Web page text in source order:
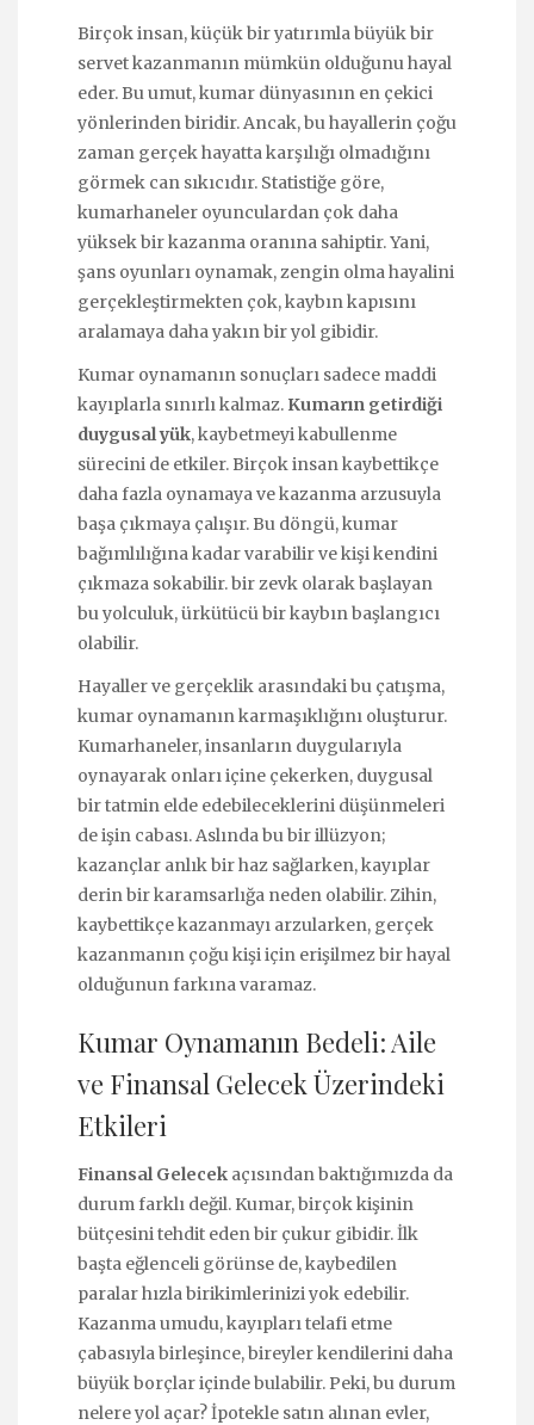
Birçok insan, küçük bir yatırımla büyük bir
servet kazanmanın mümkün olduğunu hayal
eder. Bu umut, kumar dünyasının en çekici
yönlerinden biridir. Ancak, bu hayallerin çoğu
zaman gerçek hayatta karşılığı olmadığını
görmek can sıkıcıdır. Statistiğe göre,
kumarhaneler oyunculardan çok daha
yüksek bir kazanma oranına sahiptir. Yani,
şans oyunları oynamak, zengin olma hayalini
gerçekleştirmekten çok, kaybın kapısını
aralamaya daha yakın bir yol gibidir.
Kumar oynamanın sonuçları sadece maddi
kayıplarla sınırlı kalmaz. Kumarın getirdiği
duygusal yük, kaybetmeyi kabullenme
sürecini de etkiler. Birçok insan kaybettikçe
daha fazla oynamaya ve kazanma arzusuyla
başa çıkmaya çalışır. Bu döngü, kumar
bağımlılığına kadar varabilir ve kişi kendini
çıkmaza sokabilir. bir zevk olarak başlayan
bu yolculuk, ürkütücü bir kaybın başlangıcı
olabilir.
Hayaller ve gerçeklik arasındaki bu çatışma,
kumar oynamanın karmaşıklığını oluşturur.
Kumarhaneler, insanların duygularıyla
oynayarak onları içine çekerken, duygusal
bir tatmin elde edebileceklerini düşünmeleri
de işin cabası. Aslında bu bir illüzyon;
kazançlar anlık bir haz sağlarken, kayıplar
derin bir karamsarlığa neden olabilir. Zihin,
kaybettikçe kazanmayı arzularken, gerçek
kazanmanın çoğu kişi için erişilmez bir hayal
olduğunun farkına varamaz.
Kumar Oynamanın Bedeli: Aile
ve Finansal Gelecek Üzerindeki
Etkileri
Finansal Gelecek açısından baktığımızda da
durum farklı değil. Kumar, birçok kişinin
bütçesini tehdit eden bir çukur gibidir. İlk
başta eğlenceli görünse de, kaybedilen
paralar hızla birikimlerinizi yok edebilir.
Kazanma umudu, kayıpları telafi etme
çabasıyla birleşince, bireyler kendilerini daha
büyük borçlar içinde bulabilir. Peki, bu durum
nelere yol açar? İpotekle satın alınan evler,